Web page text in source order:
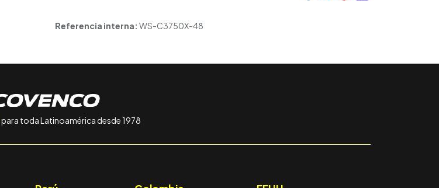
Referencia interna: WS-C3750X-48
para toda Latinoamérica desde 1978